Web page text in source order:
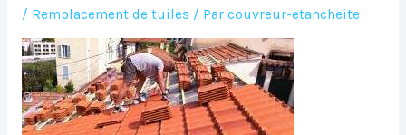
/ Remplacement de tuiles / Par couvreur-etancheite